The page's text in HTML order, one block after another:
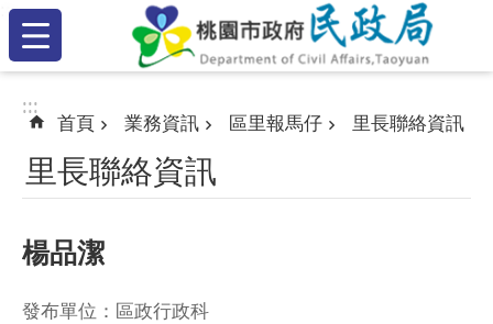
跳到主要內容區塊
:::
:::
:::
首頁 業務資訊 區里報馬仔 里長聯絡資訊
里長聯絡資訊
楊品潔
發布單位：區政行政科